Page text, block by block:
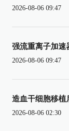
2026-08-06 09:47
强流重离子加速
2026-08-06 09:47
造血干细胞移植
2026-08-06 02:30